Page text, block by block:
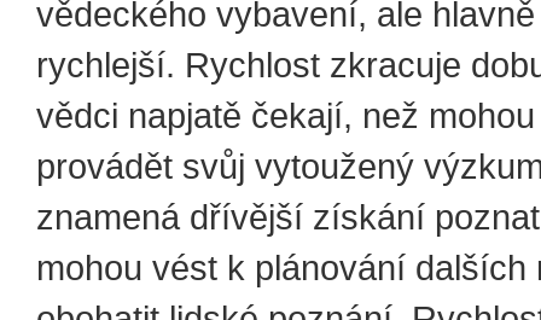
vědeckého vybavení, ale
rychlejší. Rychlost zkracuje
vědci napjatě čekají, než
provádět svůj vytoužený
znamená dřívější získání
mohou vést k plánování dalších